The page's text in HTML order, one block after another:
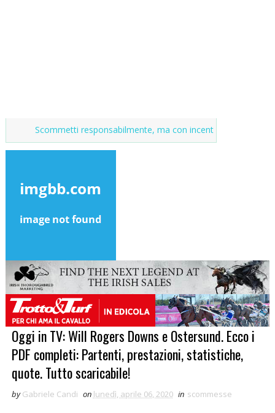
responsabilmente, ma con incentivi Market del
Oggi in TV: Will Rogers Downs e Ostersund. Ecco i
PDF completi: Partenti, prestazioni, statistiche,
quote. Tutto scaricabile!
by Gabriele Candi on lunedì, aprile 06, 2020 in scommesse